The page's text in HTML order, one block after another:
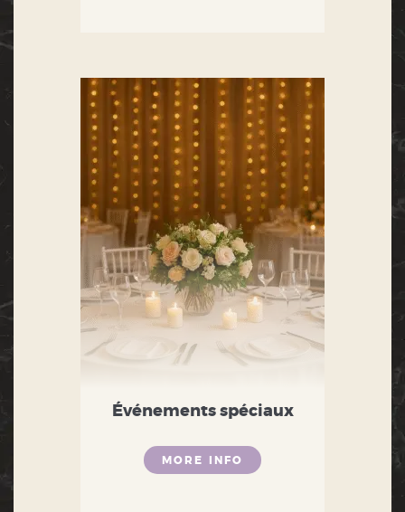
Événements spéciaux
MORE INFO